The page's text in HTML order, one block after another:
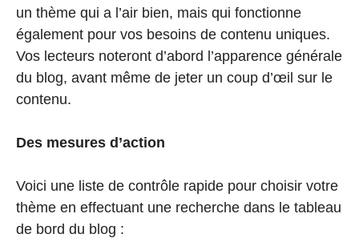
un thème qui a l’air bien, mais qui fonctionne
également pour vos besoins de contenu uniques.
Vos lecteurs noteront d’abord l’apparence générale
du blog, avant même de jeter un coup d’œil sur le
contenu.
Des mesures d’action
Voici une liste de contrôle rapide pour choisir votre
thème en effectuant une recherche dans le tableau
de bord du blog :